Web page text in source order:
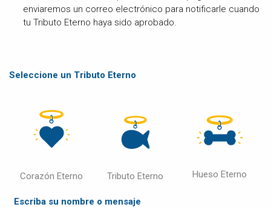
enviaremos un correo electrónico para notificarle cuando
tu Tributo Eterno haya sido aprobado.
Seleccione un Tributo Eterno
Corazón Eterno Tributo Eterno Hueso Eterno